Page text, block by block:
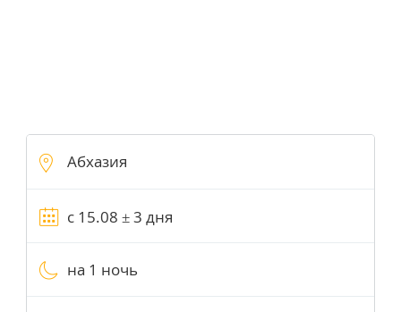
на 1 ночь